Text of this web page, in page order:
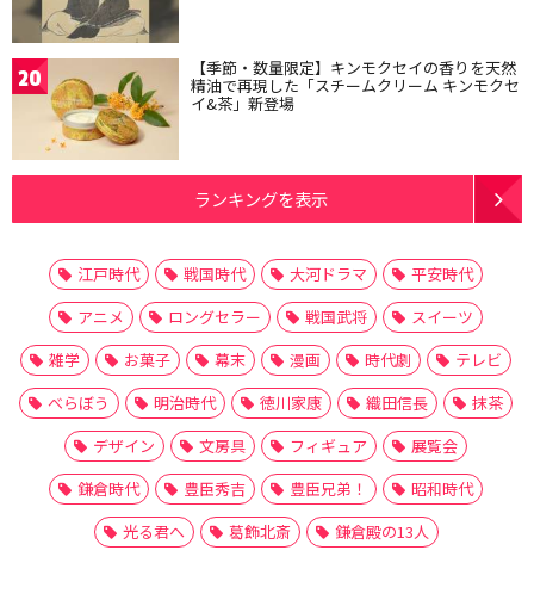
20 【季節・数量限定】キンモクセイの香りを天然
精油で再現した「スチームクリーム キンモクセ
イ&茶」新登場
ランキングを表示
江戸時代 戦国時代 大河ドラマ
平安時代
アニメ
ロングセラー 戦国武将
スイーツ
雑学
お菓子 幕末 漫画 時代劇
テレビ
べらぼう
明治時代 徳川家康 織田信長
抹茶
デザイン
文房具 フィギュア
展覧会
鎌倉時代
豊臣秀吉 豊臣兄弟！
昭和時代
光る君へ
葛飾北斎 鎌倉殿の13人